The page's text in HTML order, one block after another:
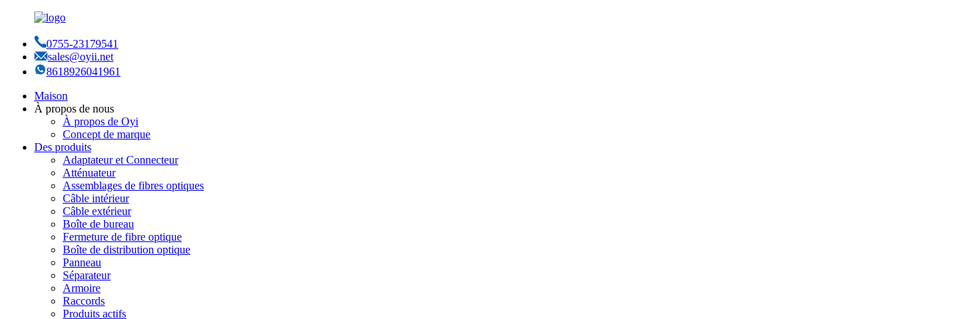
0755-23179541
sales@oyii.net
8618926041961
Maison
À propos de nous
À propos de Oyi
Concept de marque
Des produits
Adaptateur et Connecteur
Atténuateur
Assemblages de fibres optiques
Câble intérieur
Câble extérieur
Boîte de bureau
Fermeture de fibre optique
Boîte de distribution optique
Panneau
Séparateur
Armoire
Raccords
Produits actifs